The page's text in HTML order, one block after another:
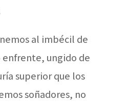
al imbécil de
enfrente, ungido de
superior que los
soñadores, no